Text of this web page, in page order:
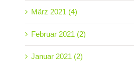
März 2021 (4)
Februar 2021 (2)
Januar 2021 (2)